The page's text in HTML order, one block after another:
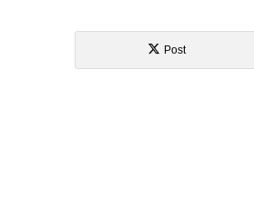
Post